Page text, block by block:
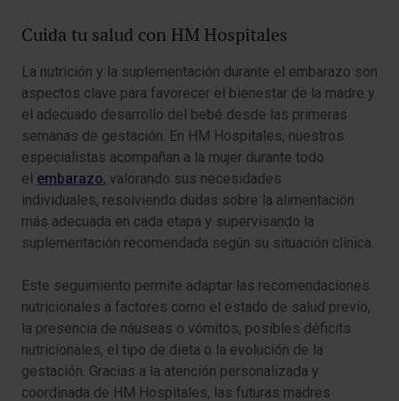
Cuida tu salud con HM Hospitales
La nutrición y la suplementación durante el embarazo son
aspectos clave para favorecer el bienestar de la madre y
el adecuado desarrollo del bebé desde las primeras
semanas de gestación. En HM Hospitales, nuestros
especialistas acompañan a la mujer durante todo
el embarazo, valorando sus necesidades
individuales, resolviendo dudas sobre la alimentación
más adecuada en cada etapa y supervisando la
suplementación recomendada según su situación clínica.
Este seguimiento permite adaptar las recomendaciones
nutricionales a factores como el estado de salud previo,
la presencia de náuseas o vómitos, posibles déficits
nutricionales, el tipo de dieta o la evolución de la
gestación. Gracias a la atención personalizada y
coordinada de HM Hospitales, las futuras madres